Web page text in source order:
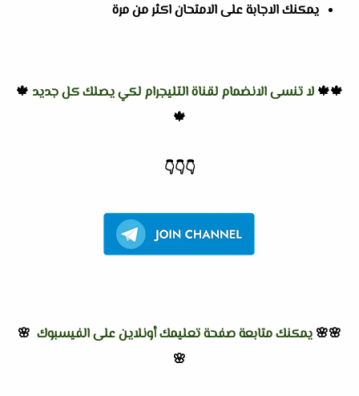
يمكنك الاجابة على الامتحان اكثر من مرة
🍁🍁 لا تنسى الانضمام لقناة التليجرام لكي يصلك كل جديد 🍁
🍁
👇
👇
👇
🌸🌸 يمكنك متابعة صفحة تعليمك أونلاين على الفيسبوك 🌸
🌸